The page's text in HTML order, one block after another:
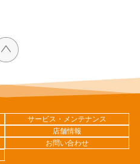
サービス・メンテナンス
店舗情報
お問い合わせ